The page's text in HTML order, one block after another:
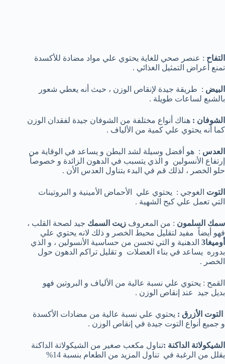
التفاح : عنصر صحي للغاية يحتوي علي مواد مضادة للأكسدة
تمنع أعراض التمثيل الغذائي .
البيض : طريقة جيدة لإنقاص الوزن ، حيث أنه يعطي شعور
بالشبع لساعات طويلة .
الشوفان : هناك أنواع مختلفة من الشوفان جيدة لفقدان الوزن
كما أنه يحتوي علي كمية من الألياف .
العدس : هو أفضل وسيلة لشد البطن و يساعد في الوقاية من
إرتفاع الأنسولين و الذي يتسبب في الدهون الزائدة و خصوصاً
حلو الخصر ، لذلك قم في البدء بتناول العدس الأن .
التوت الغوجي : يحتوي علي الأحماض الأمينية و البروتينات
التي تعمل علي كبح الشهية .
سمك السلمون : من المعروف زيت السمك جيد لصحة القلب ،
فهو أيضاً مفيد لتقليل محيط الخصر و ذلك لانه يحتوي علي
أوميغا3
الدهنية و التي تحسن من حساسية الأنسولين ، و الذي
بدوره يساعد في بناء العضلات و تقليل تراكم الدهون حول
الخصر .
القمح : يحتوي علي نسبة عالية من الألياف و البروتين فهو
بديل جيد عند إنقاص الوزن .
التوت الأزرق : يحتوي علي نسبة عالية من مضادات الأكسدة
و جميع أنواع التوت جيدة في إنقاص الوزن .
الشيكولاتة الداكنة :تناول مكعب صغير من الشيكولاتة الداكنة
يقلل من الرغبة في تناول المزيد من الطعام بنسبة 14%